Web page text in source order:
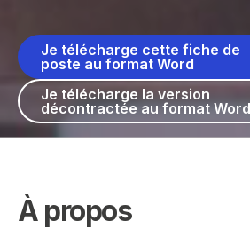
Je télécharge cette fiche de
poste au format Word
Je télécharge la version
décontractée au format Word
À propos